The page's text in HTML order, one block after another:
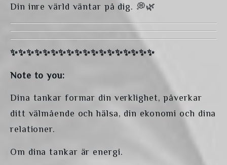
Din inre värld väntar på dig. 💭🌿
✨✨✨✨✨✨✨✨✨✨✨✨✨✨✨✨✨✨
Note to you:
Dina tankar formar din verklighet, påverkar
ditt välmående och hälsa, din ekonomi och dina
relationer.
Om dina tankar är energi.